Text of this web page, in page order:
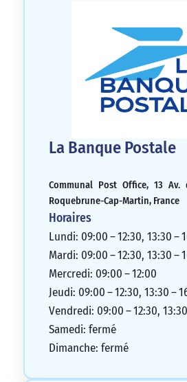
La Banque Postale
Communal Post Office, 13 Av.
Roquebrune-Cap-Martin, France
Horaires
Lundi: 09:00 – 12:30, 13:30 –
Mardi: 09:00 – 12:30, 13:30 –
Mercredi: 09:00 – 12:00
Jeudi: 09:00 – 12:30, 13:30 –
Vendredi: 09:00 – 12:30,
Samedi: fermé
Dimanche: fermé